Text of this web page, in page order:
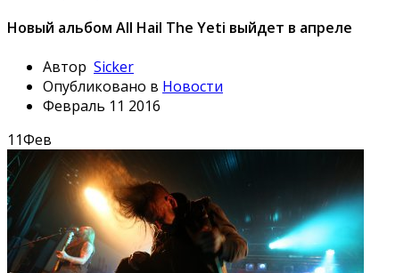
Новый альбом All Hail The Yeti выйдет в апреле
Автор Sicker
Опубликовано в Новости
Февраль 11 2016
11Фев